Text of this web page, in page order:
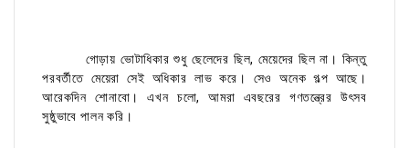
গোড়ায় ভোটাধিকার শুধু ছেলেদের ছিল, মেয়েদের ছিল না। কিন্তু
পরবর্তীতে মেয়েরা সেই অধিকার লাভ করে। সেও অনেক গল্প আছে।
আরেকদিন শোনাবো। এখন চলো, আমরা এবছরের গণতন্ত্রের উৎসব
সুষ্ঠুভাবে পালন করি।